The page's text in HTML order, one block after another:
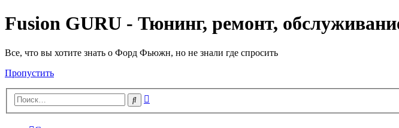
Fusion GURU - Тюнинг, ремонт,
Все, что вы хотите знать о Форд Фьюжн, но не знали где спросить
Пропустить
Поиск